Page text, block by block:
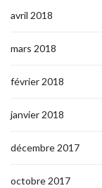
avril 2018
mars 2018
février 2018
janvier 2018
décembre 2017
octobre 2017